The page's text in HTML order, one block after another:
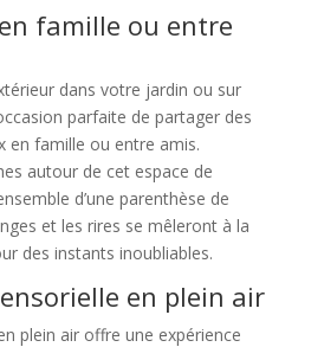
famille ou entre
dans votre jardin ou sur
parfaite de partager des
en famille ou entre amis.
autour de cet espace de
d’une parenthèse de
et les rires se mêleront à la
des instants inoubliables.
en plein air
plein air offre une expérience